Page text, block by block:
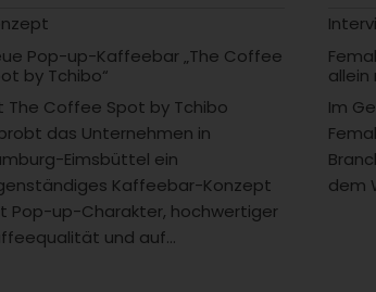
Pop-up-Kaffeebar „The Coffee
by Tchibo“
The Coffee Spot by Tchibo
das Unternehmen in
Eimsbüttel ein
Kaffeebar-Konzept
Pop-up-Charakter, hochwertiger
und auf...
Im
dem